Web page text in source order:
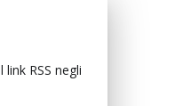
RSS negli